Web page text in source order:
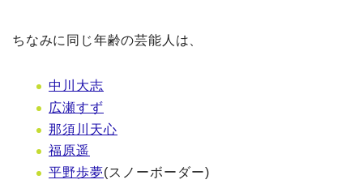
ちなみに同じ年齢の芸能人は、
中川大志
広瀬すず
那須川天心
福原遥
平野歩夢(スノーボーダー)